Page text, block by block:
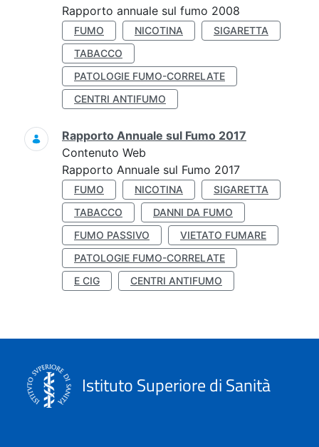
Rapporto annuale sul fumo 2008
FUMO NICOTINA
SIGARETTA
TABACCO
PATOLOGIE FUMO-CORRELATE
CENTRI ANTIFUMO
Rapporto Annuale sul Fumo 2017
Contenuto Web
Rapporto Annuale sul Fumo 2017
FUMO NICOTINA
SIGARETTA
TABACCO
DANNI DA FUMO
FUMO PASSIVO
VIETATO FUMARE
PATOLOGIE FUMO-CORRELATE
E CIG
CENTRI ANTIFUMO
Istituto Superiore di Sanità